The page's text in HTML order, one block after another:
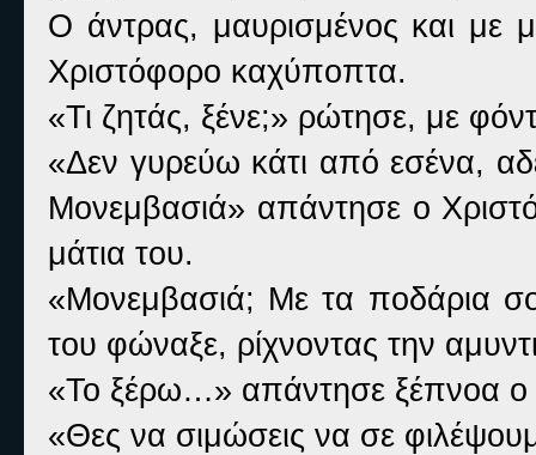
Ο άντρας, μαυρισμένος και με
Χριστόφορο καχύποπτα.
«Τι ζητάς, ξένε;» ρώτησε, με
«Δεν γυρεύω κάτι από εσένα,
Μονεμβασιά» απάντησε ο
μάτια του.
«Μονεμβασιά; Με τα ποδάρια
του φώναξε, ρίχνοντας την
«Το ξέρω…» απάντησε ξέπνοα ο
«Θες να σιμώσεις να σε